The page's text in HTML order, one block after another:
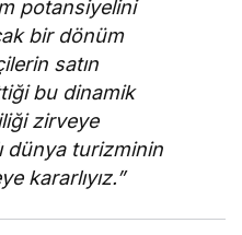
potansiyelini
bir dönüm
satın
bu dinamik
zirveye
dünya turizminin
kararlıyız.”